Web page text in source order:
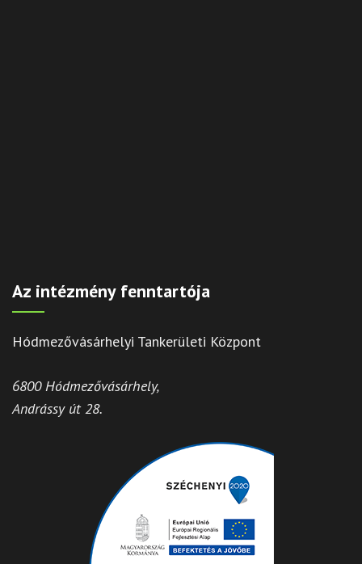
Az intézmény fenntartója
Hódmezővásárhelyi Tankerületi Központ
6800 Hódmezővásárhely,
Andrássy út 28.